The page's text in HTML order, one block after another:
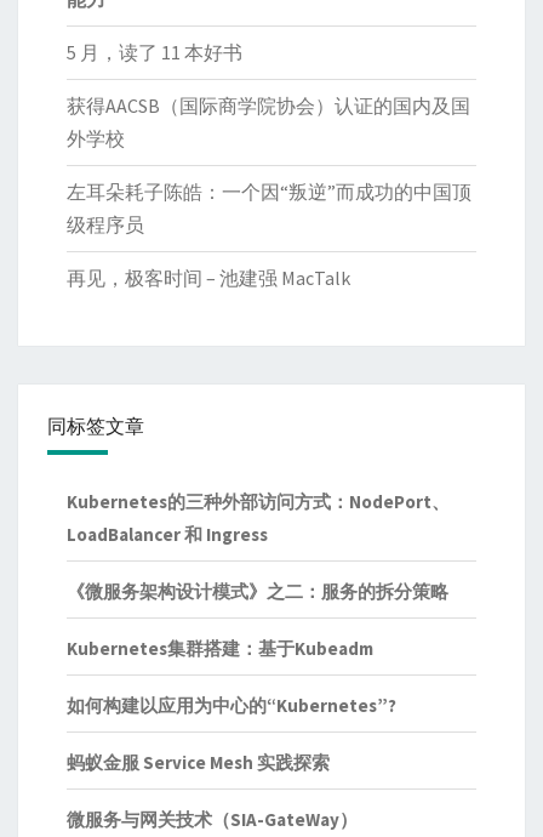
5 月，读了 11 本好书
获得AACSB（国际商学院协会）认证的国内及国
外学校
左耳朵耗子陈皓：一个因“叛逆”而成功的中国顶
级程序员
再见，极客时间 – 池建强 MacTalk
同标签文章
Kubernetes的三种外部访问方式：NodePort、
LoadBalancer 和 Ingress
《微服务架构设计模式》之二：服务的拆分策略
Kubernetes集群搭建：基于Kubeadm
如何构建以应用为中心的“Kubernetes”?
蚂蚁金服 Service Mesh 实践探索
微服务与网关技术（SIA-GateWay）